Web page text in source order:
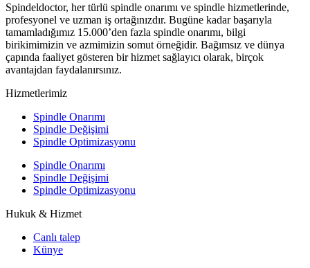
Spindeldoctor, her türlü spindle onarımı ve spindle hizmetlerinde,
profesyonel ve uzman iş ortağınızdır. Bugüne kadar başarıyla
tamamladığımız 15.000’den fazla spindle onarımı, bilgi
birikimimizin ve azmimizin somut örneğidir. Bağımsız ve dünya
çapında faaliyet gösteren bir hizmet sağlayıcı olarak, birçok
avantajdan faydalanırsınız.
Hizmetlerimiz
Spindle Onarımı
Spindle Değişimi
Spindle Optimizasyonu
Spindle Onarımı
Spindle Değişimi
Spindle Optimizasyonu
Hukuk & Hizmet
Canlı talep
Künye